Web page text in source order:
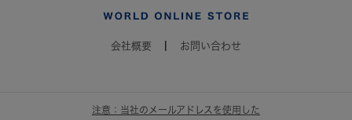
会社概要 お問い合わせ
注意：当社のメールアドレスを使用した